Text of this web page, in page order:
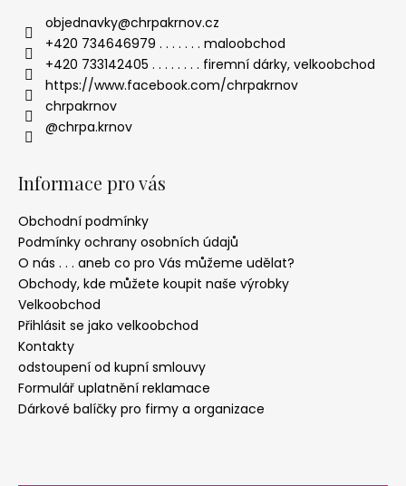
objednavky@chrpakrnov.cz
+420 734646979 . . . . . . . maloobchod
+420 733142405 . . . . . . . . firemní dárky, velkoobchod
https://www.facebook.com/chrpakrnov
chrpakrnov
@chrpa.krnov
Informace pro vás
Obchodní podmínky
Podmínky ochrany osobních údajů
O nás . . . aneb co pro Vás můžeme udělat?
Obchody, kde můžete koupit naše výrobky
Velkoobchod
Přihlásit se jako velkoobchod
Kontakty
odstoupení od kupní smlouvy
Formulář uplatnění reklamace
Dárkové balíčky pro firmy a organizace